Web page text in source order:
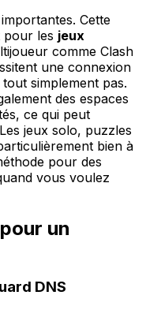
Cette
pour les jeux
comme Clash
une connexion
simplement pas.
des espaces
ce qui peut
jeux solo, puzzles
bien à
pour des
vous voulez
un
DNS